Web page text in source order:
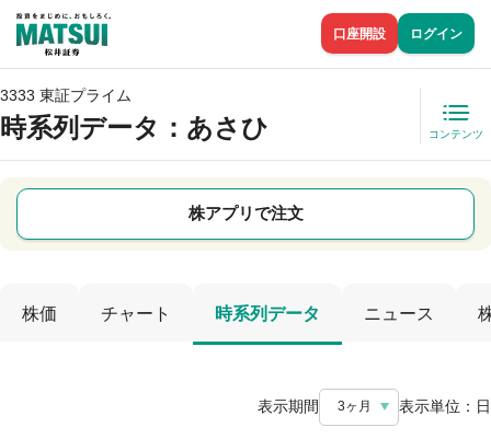
口座開設 ログイン
3333 東証プライム
時系列データ ：あさひ コンテンツ
株アプリで注文
株価 チャート 時系列データ ニュース
表示期間 3ヶ月 表示単位： 日